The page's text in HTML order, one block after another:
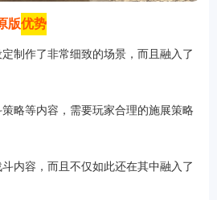
版优势
制作了非常细致的场景，而且融入了
略等内容，需要玩家合理的施展策略
内容，而且不仅如此还在其中融入了